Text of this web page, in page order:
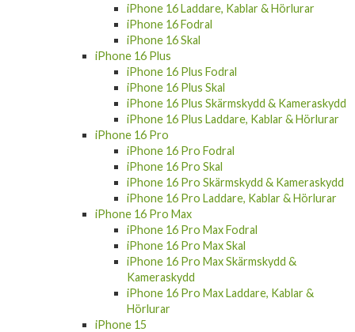
iPhone 16 Fodral
iPhone 16 Skal
iPhone 16 Plus
iPhone 16 Plus Fodral
iPhone 16 Plus Skal
iPhone 16 Plus Skärmskydd & Kameraskydd
iPhone 16 Plus Laddare, Kablar & Hörlurar
iPhone 16 Pro
iPhone 16 Pro Fodral
iPhone 16 Pro Skal
iPhone 16 Pro Skärmskydd & Kameraskydd
iPhone 16 Pro Laddare, Kablar & Hörlurar
iPhone 16 Pro Max
iPhone 16 Pro Max Fodral
iPhone 16 Pro Max Skal
iPhone 16 Pro Max Skärmskydd &
Kameraskydd
iPhone 16 Pro Max Laddare, Kablar &
Hörlurar
iPhone 15
iPhone 15 Fodral